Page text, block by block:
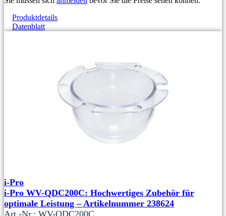
Produktdetails
Datenblatt
i-Pro
i-Pro WV-QDC200C: Hochwertiges Zubehör für
optimale Leistung – Artikelnummer 238624